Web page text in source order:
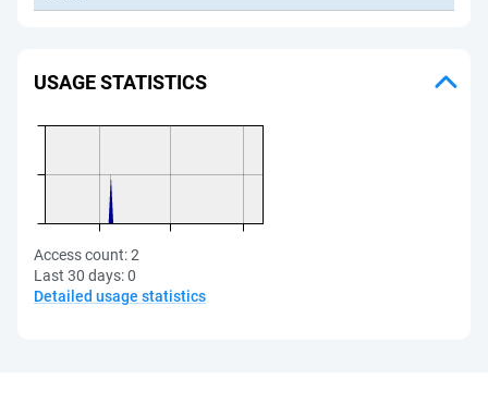
USAGE STATISTICS
Access count:2
Last 30 days:0
Detailed usage statistics